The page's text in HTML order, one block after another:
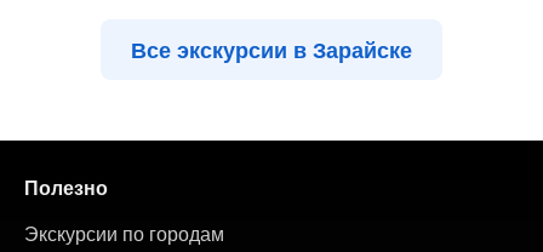
Все экскурсии в Зарайске
Полезно
Экскурсии по городам